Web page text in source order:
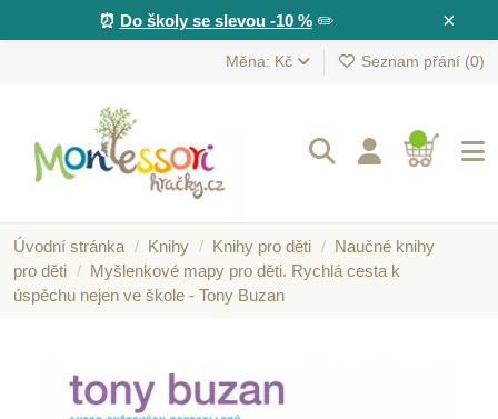
×
⏰ Do školy se slevou -10 %✏️
Měna: Kč Seznam přání (0)
Úvodní stránka Knihy Knihy pro děti
Naučné knihy
pro děti
Myšlenkové mapy pro děti. Rychlá cesta k
úspěchu nejen ve škole - Tony Buzan